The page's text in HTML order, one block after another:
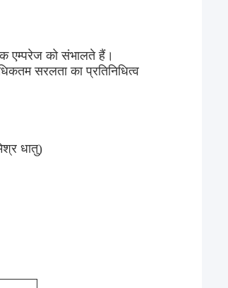
एम्परेज को संभालते हैं।
सरलता का प्रतिनिधित्व
धातु)